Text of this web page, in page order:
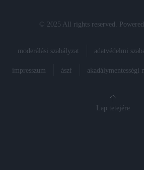
© 2025 All rights reserved.
moderálási szabályzat adatvédelmi
impresszum ászf akadálymentességi
Lap tetejére